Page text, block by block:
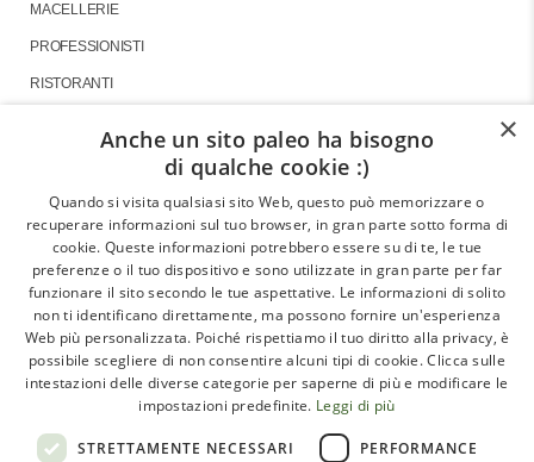
MACELLERIE
PROFESSIONISTI
RISTORANTI
GLI ARTICOLI
LE INTERVISTE
CHI SIAMO
CONTATTI
Paleoadvisor.net è un progetto di Francesca Pietrobon e
×
Anche un sito paleo ha bisogno
di qualche cookie :)
Quando si visita qualsiasi sito Web, questo può memorizzare o
recuperare informazioni sul tuo browser, in gran parte sotto forma di
cookie. Queste informazioni potrebbero essere su di te, le tue
preferenze o il tuo dispositivo e sono utilizzate in gran parte per far
funzionare il sito secondo le tue aspettative. Le informazioni di solito
non ti identificano direttamente, ma possono fornire un'esperienza
Web più personalizzata. Poiché rispettiamo il tuo diritto alla privacy, è
possibile scegliere di non consentire alcuni tipi di cookie. Clicca sulle
intestazioni delle diverse categorie per saperne di più e modificare le
impostazioni predefinite. Leggi di più
STRETTAMENTE NECESSARI PERFORMANCE